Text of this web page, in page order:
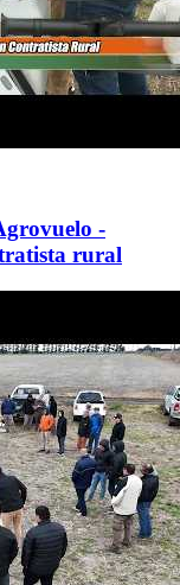
-
rural